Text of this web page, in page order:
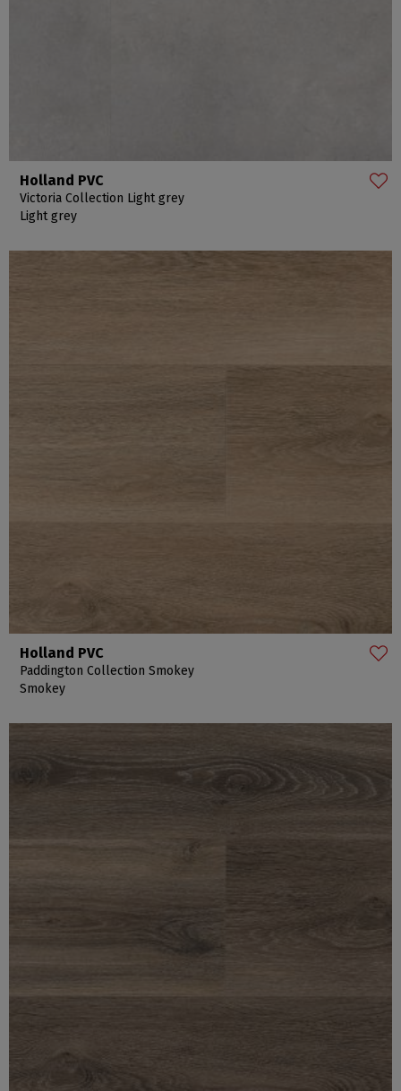
Holland PVC
Victoria Collection Light grey
Light grey
Holland PVC
Paddington Collection Smokey
Smokey